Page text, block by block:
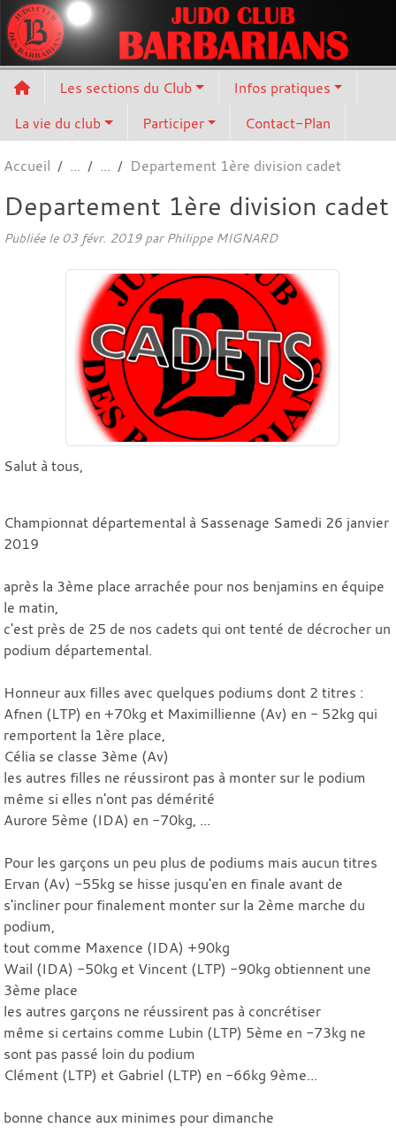
Les sections du Club
Infos pratiques
La vie du club
Participer Contact-Plan
Accueil Departement 1ère division cadet
Departement 1ère division cadet
Publiée le 03 févr. 2019par Philippe MIGNARD
Salut à tous,
Championnat départemental à Sassenage Samedi 26 janvier
2019
après la 3ème place arrachée pour nos benjamins en équipe
le matin,
c'est près de 25 de nos cadets qui ont tenté de décrocher un
podium départemental.
Honneur aux filles avec quelques podiums dont 2 titres :
Afnen (LTP) en +70kg et Maximillienne (Av) en - 52kg qui
remportent la 1ère place,
Célia se classe 3ème (Av)
les autres filles ne réussiront pas à monter sur le podium
même si elles n'ont pas démérité
Aurore 5ème (IDA) en -70kg, ...
Pour les garçons un peu plus de podiums mais aucun titres
Ervan (Av) -55kg se hisse jusqu'en en finale avant de
s'incliner pour finalement monter sur la 2ème marche du
podium,
tout comme Maxence (IDA) +90kg
Wail (IDA) -50kg et Vincent (LTP) -90kg obtiennent une
3ème place
les autres garçons ne réussirent pas à concrétiser
même si certains comme Lubin (LTP) 5ème en -73kg ne
sont pas passé loin du podium
Clément (LTP) et Gabriel (LTP) en -66kg 9ème...
bonne chance aux minimes pour dimanche
Panneau de gestion des cookies